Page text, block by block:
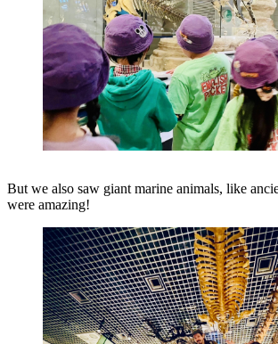
But we also saw giant marine animals, like
were amazing!